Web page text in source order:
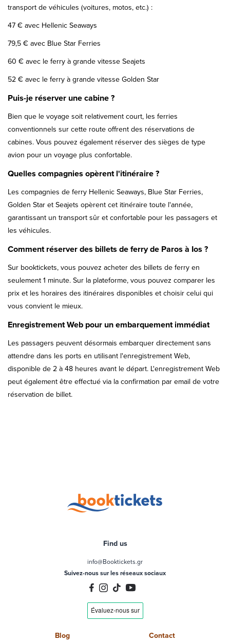
transport de véhicules (voitures, motos, etc.) :
47 € avec Hellenic Seaways
79,5 € avec Blue Star Ferries
60 € avec le ferry à grande vitesse Seajets
52 € avec le ferry à grande vitesse Golden Star
Puis-je réserver une cabine ?
Bien que le voyage soit relativement court, les ferries
conventionnels sur cette route offrent des réservations de
cabines. Vous pouvez également réserver des sièges de type
avion pour un voyage plus confortable.
Quelles compagnies opèrent l'itinéraire ?
Les compagnies de ferry Hellenic Seaways, Blue Star Ferries,
Golden Star et Seajets opèrent cet itinéraire toute l'année,
garantissant un transport sûr et confortable pour les passagers et
les véhicules.
Comment réserver des billets de ferry de Paros à Ios ?
Sur booktickets, vous pouvez acheter des billets de ferry en
seulement 1 minute. Sur la plateforme, vous pouvez comparer les
prix et les horaires des itinéraires disponibles et choisir celui qui
vous convient le mieux.
Enregistrement Web pour un embarquement immédiat
Les passagers peuvent désormais embarquer directement sans
attendre dans les ports en utilisant l'enregistrement Web,
disponible de 2 à 48 heures avant le départ. L'enregistrement Web
peut également être effectué via la confirmation par email de votre
réservation de billet.
Find us
info@Booktickets.gr
Suivez-nous sur les réseaux sociaux
Blog Contact